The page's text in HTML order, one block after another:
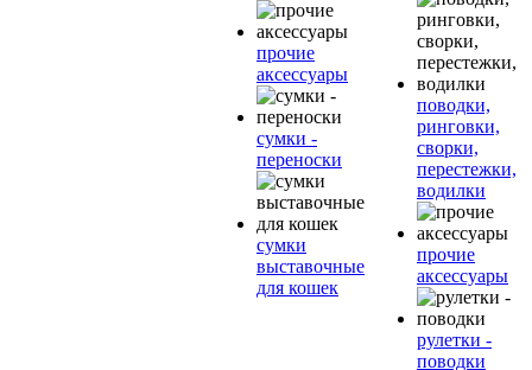
прочие
аксессуары
сумки -
переноски
сумки
выставочные
для кошек
поводки,
ринговки,
сворки,
перестежки,
водилки
прочие
аксессуары
рулетки -
поводки